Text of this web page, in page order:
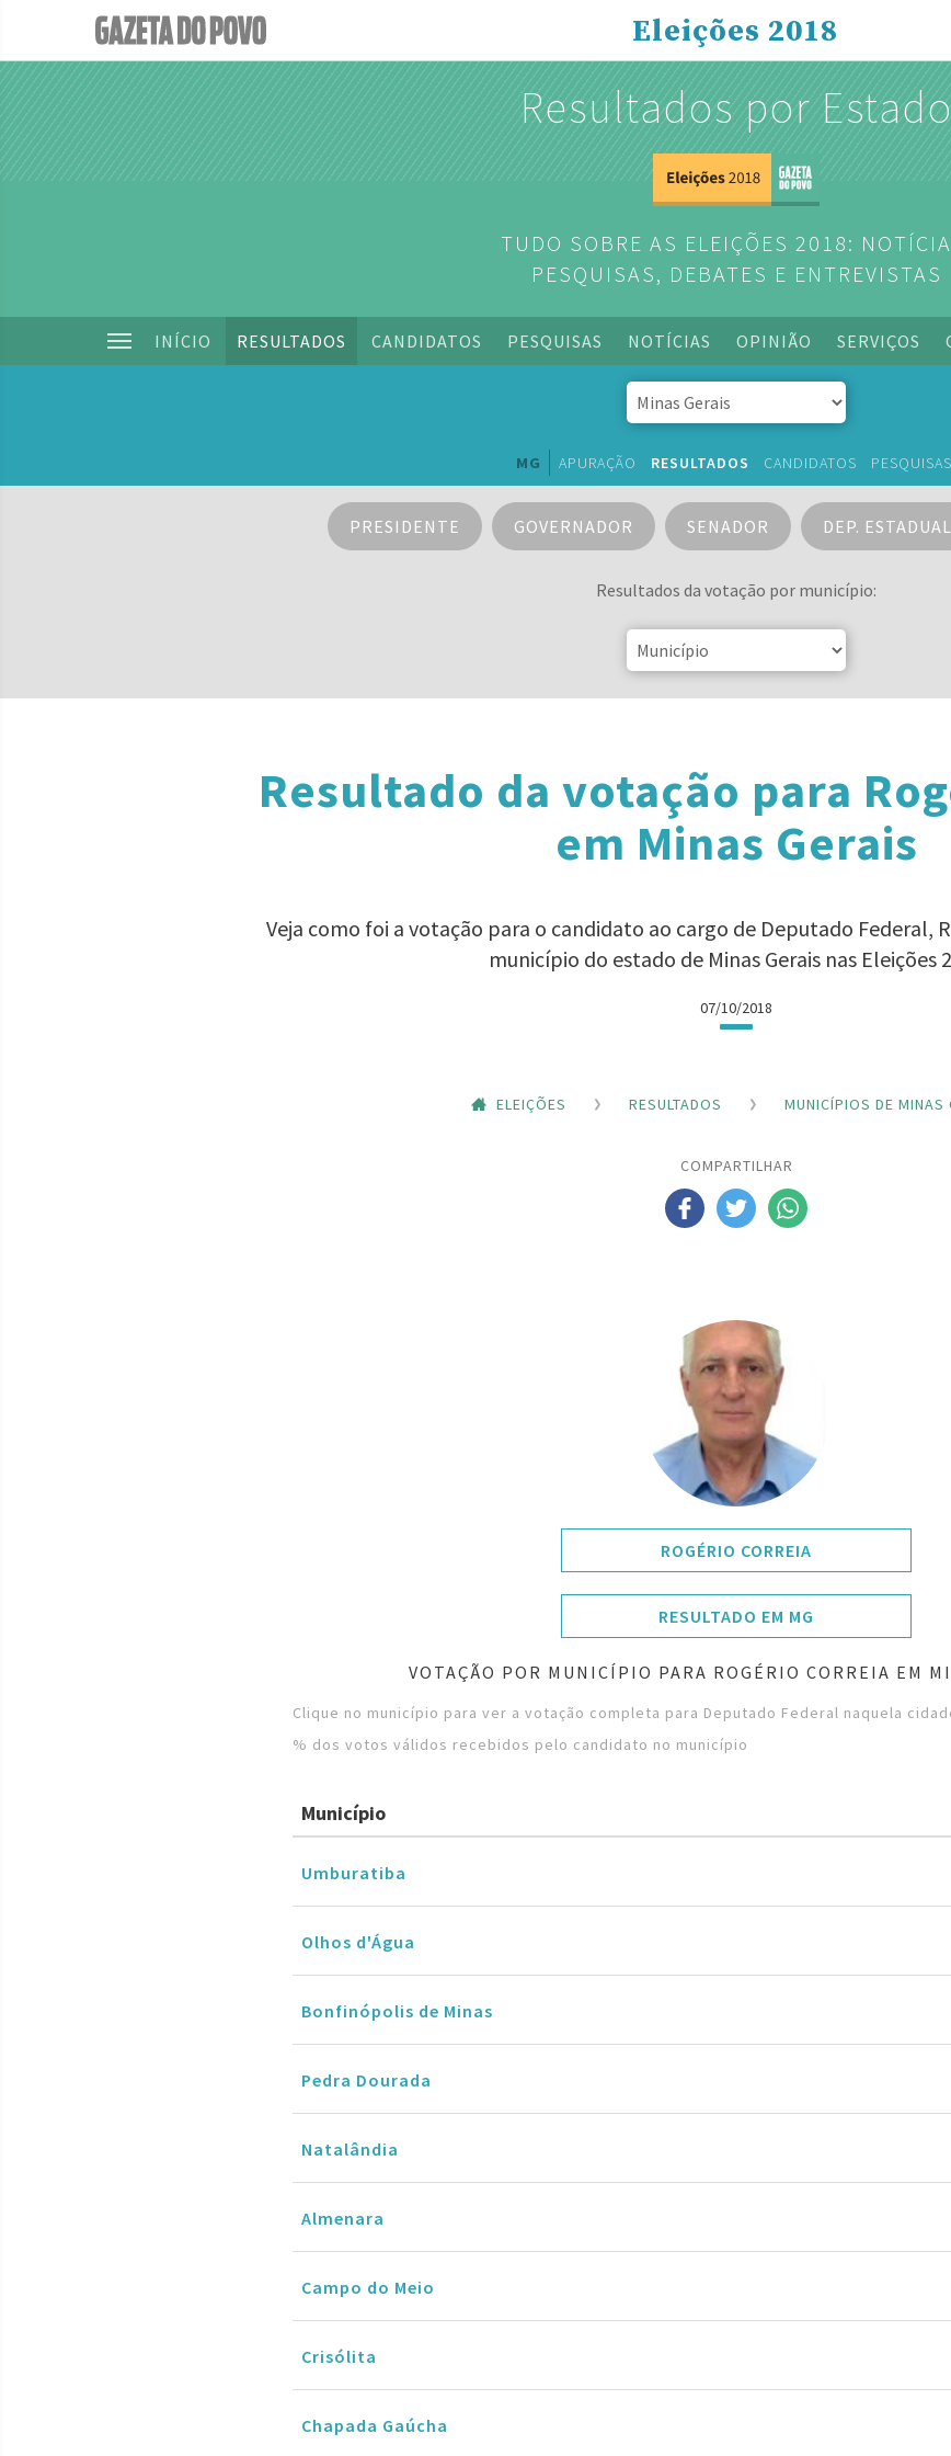
Eleições 2018
Resultados por
TUDO SOBRE AS ELEIÇÕES 2018:
PESQUISAS, DEBATES E ENTREVISTAS
INÍCIO RESULTADOS CANDIDATOS PESQUISAS NOTÍCIAS OPINIÃO SERVIÇOS
MG APURAÇÃO RESULTADOS CANDIDATOS PESQUISAS
PRESIDENTE GOVERNADOR SENADOR DEP. ESTADUAL
Resultados da votação por município:
Resultado da votação para
em Minas Gerais
Veja como foi a votação para o candidato ao cargo de Deputado Federal,
município do estado de Minas Gerais nas Eleições
07/10/2018
ELEIÇÕES RESULTADOS MUNICÍPIOS DE MINAS
COMPARTILHAR
ROGÉRIO CORREIA
RESULTADO EM MG
VOTAÇÃO POR MUNICÍPIO PARA ROGÉRIO CORREIA EM
Clique no município para ver a votação completa para Deputado Federal naquela
% dos votos válidos recebidos pelo candidato no município
Município
Umburatiba
Olhos d'Água
Bonfinópolis de Minas
Pedra Dourada
Natalândia
Almenara
Campo do Meio
Crisólita
Chapada Gaúcha